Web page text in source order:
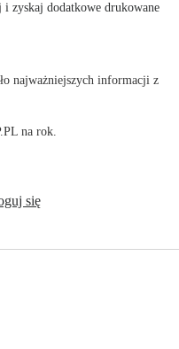
zyskaj dodatkowe drukowane
najważniejszych informacji z
na rok.
się